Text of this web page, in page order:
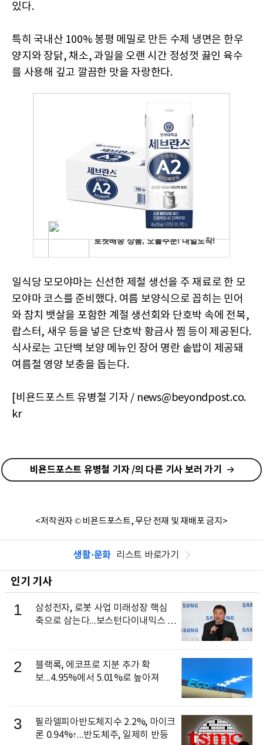
있다.
특히 국내산 100% 봉평 메밀로 만든 수제 냉면은 한우
양지와 장닭, 채소, 과일을 오랜 시간 정성껏 끓인 육수
를 사용해 깊고 깔끔한 맛을 자랑한다.
일식당 모모야마는 신선한 제철 생선을 주 재료로 한 모
모야마 코스를 준비했다. 여름 보양식으로 꼽히는 민어
와 참치 뱃살을 포함한 계절 생선회와 단호박 속에 전복,
랍스터, 새우 등을 넣은 단호박 황금사 찜 등이 제공된다.
식사로는 고단백 보양 메뉴인 장어 명란 솥밥이 제공돼
여름철 영양 보충을 돕는다.
[비욘드포스트 유병철 기자 / news@beyondpost.co.
kr
비욘드포스트 유병철 기자 /의 다른 기사 보러 가기
<저작권자 © 비욘드포스트, 무단 전재 및 재배포 금지>
생활·문화 리스트 바로가기
인기 기사
1
삼성전자, 로봇 사업 미래성장 핵심
축으로 삼는다...보스턴다이내믹스 출
2
블랙록, 에코프로 지분 추가 확
보...4.95%에서 5.01%로 높아져
3
필라델피아반도체지수 2.2%, 마이크
론 0.94%↑...반도체주, 일제히 반등